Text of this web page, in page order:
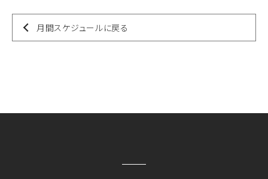
月間スケジュールに戻る